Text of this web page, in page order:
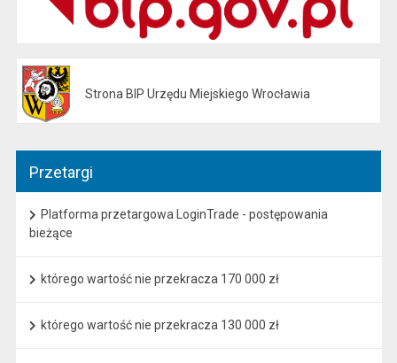
Strona BIP Urzędu Miejskiego Wrocławia
Przetargi
Platforma przetargowa LoginTrade - postępowania
bieżące
którego wartość nie przekracza 170 000 zł
którego wartość nie przekracza 130 000 zł